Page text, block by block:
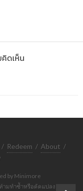
คิดเห็น
/ Redeem / About /
by Minimore
ามทำซ้ำหรือดัดแปลง